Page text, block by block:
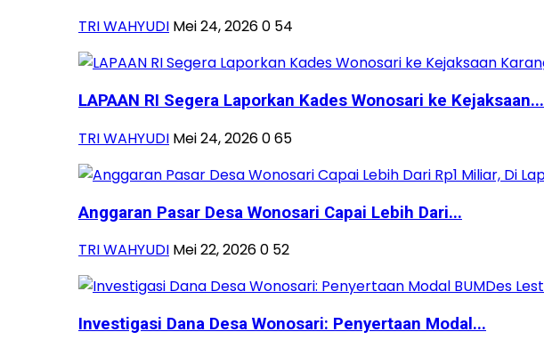
TRI WAHYUDI Mei 24, 20260 54
LAPAAN RI Segera Laporkan Kades Wonosari ke Kejaksaan...
TRI WAHYUDI Mei 24, 2026065
Anggaran Pasar Desa Wonosari Capai Lebih Dari...
TRI WAHYUDI Mei 22, 20260 52
Investigasi Dana Desa Wonosari: Penyertaan Modal...